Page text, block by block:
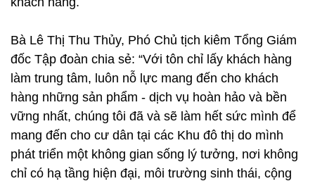
Bà Lê Thị Thu Thủy, Phó Chủ tịch kiêm Tổng Giám
đốc Tập đoàn chia sẻ: “Với tôn chỉ lấy khách hàng
làm trung tâm, luôn nỗ lực mang đến cho khách
hàng những sản phẩm - dịch vụ hoàn hảo và bền
vững nhất, chúng tôi đã và sẽ làm hết sức mình để
mang đến cho cư dân tại các Khu đô thị do mình
phát triển một không gian sống lý tưởng, nơi không
chỉ có hạ tầng hiện đại, môi trường sinh thái, cộng